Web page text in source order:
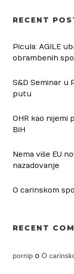
RECENT
Picula: AGILE
obrambenih
S&D Seminar u
putu
OHR kao nijemi
BiH
Nema više EU
nazadovanje
O carinskom
RECENT
pornip o O